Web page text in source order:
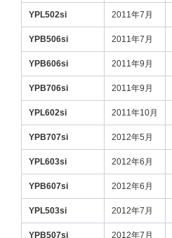
YPL502si 2011年7月
YPB506si 2011年7月
YPB606si 2011年9月
YPB706si 2011年9月
YPL602si 2011年10月
YPB707si 2012年5月
YPL603si 2012年6月
YPB607si 2012年6月
YPL503si 2012年7月
YPB507si 2012年7月